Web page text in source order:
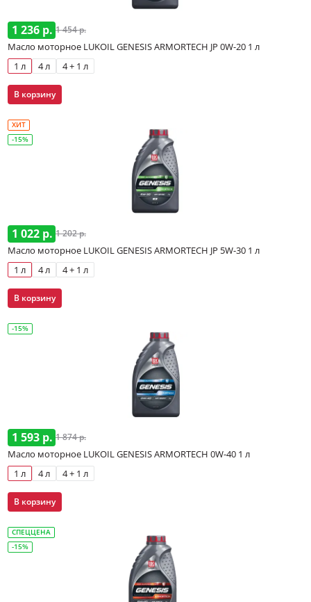
1 236 р. 1 454 р.
Масло моторное LUKOIL GENESIS ARMORTECH JP 0W-20 1 л
1 л
4 л 4 + 1 л
В корзину
ХИТ
-15%
1 022 р. 1 202 р.
Масло моторное LUKOIL GENESIS ARMORTECH JP 5W-30 1 л
1 л
4 л 4 + 1 л
В корзину
-15%
1 593 р. 1 874 р.
Масло моторное LUKOIL GENESIS ARMORTECH 0W-40 1 л
1 л
4 л 4 + 1 л
В корзину
СПЕЦЦЕНА
-15%